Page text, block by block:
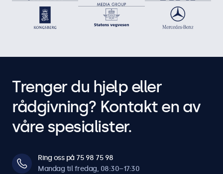
Trenger du hjelp eller
rådgivning? Kontakt en av
våre spesialister.
Ring oss på 75 98 75 98
Mandag til fredag, 08:30–17:30